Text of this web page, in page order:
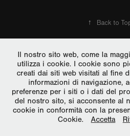
↑ Back to
P.I. 02802551206 -
Il nostro sito web, come la
utilizza i cookie. I cookie sono
creati dai siti web visitati al fine
informazioni di navigazione,
preferenze per i siti o i dati del
del nostro sito, si acconsente al
cookie in conformità con la
Cookie.
Accetta